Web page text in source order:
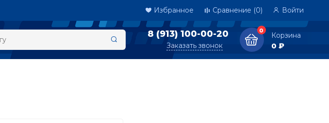
Избранное Сравнение (0) Войти
8 (913) 100-00-20
Заказать звонок
0
Корзина
0 ₽